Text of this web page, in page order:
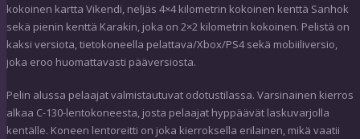
kokoinen kartta Vikendi, neljäs 4×4 kilometrin kokoinen kenttä Sanhok
sekä pienin kenttä Karakin, joka on 2×2 kilometrin kokoinen. Pelistä on
kaksi versiota, tietokoneella pelattava/Xbox/PS4 sekä mobiiliversio,
joka eroo huomattavasti pääversiosta.
Pelin alussa pelaajat valmistautuvat odotustilassa. Varsinainen kierros
alkaa C-130-lentokoneesta, josta pelaajat hyppäävät laskuvarjolla
kentälle. Koneen lentoreitti on joka kierroksella erilainen, mikä vaatii